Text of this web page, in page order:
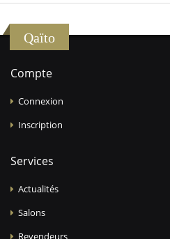
Qaïto
Compte
Connexion
Inscription
Services
Actualités
Salons
Revendeurs